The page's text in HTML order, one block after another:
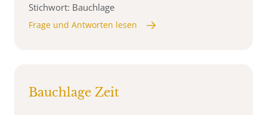
Stichwort: Bauchlage
Frage und Antworten lesen
Bauchlage Zeit